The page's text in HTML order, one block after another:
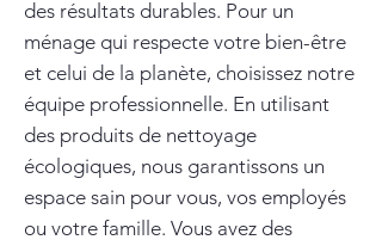
des résultats durables. Pour un
ménage qui respecte votre bien-être
et celui de la planète, choisissez notre
équipe professionnelle. En utilisant
des produits de nettoyage
écologiques, nous garantissons un
espace sain pour vous, vos employés
ou votre famille. Vous avez des